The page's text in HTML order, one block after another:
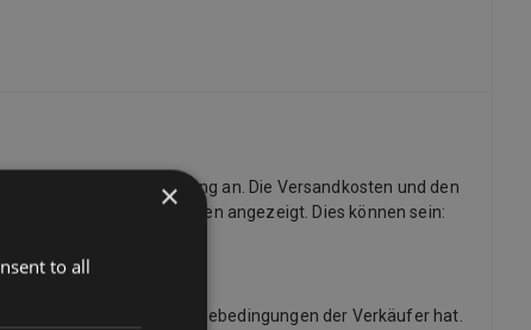
kostenlose Lieferung an. Die Versandkosten und den
Liste der Lieferoptionen angezeigt. Dies können sein:
und welche Rückgabebedingungen der Verkäufer hat.
×
to all